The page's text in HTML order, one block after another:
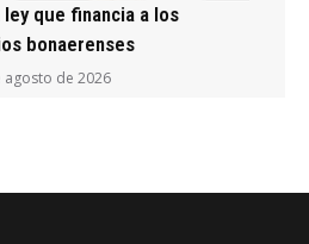
que financia a los
bonaerenses
agosto de 2026